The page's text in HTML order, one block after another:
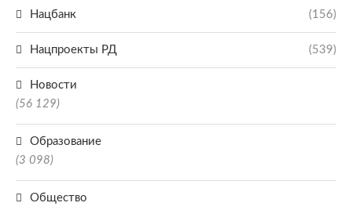
Нацбанк (156)
Нацпроекты РД (539)
Новости
(56 129)
Образование
(3 098)
Общество